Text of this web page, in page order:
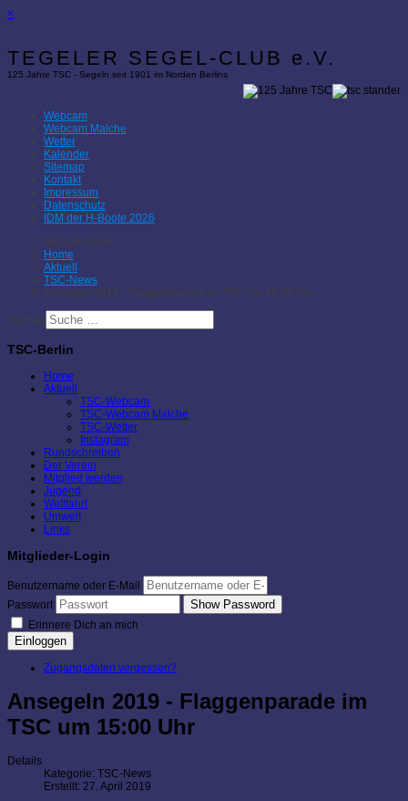
×
TEGELER SEGEL-CLUB e.V.
125 Jahre TSC - Segeln seit 1901 im Norden Berlins
Webcam
Webcam Malche
Wetter
Kalender
Sitemap
Kontakt
Impressum
Datenschutz
IDM der H-Boote 2026
Aktuelle Seite:
Home
Aktuell
TSC-News
Ansegeln 2019 - Flaggenparade im TSC um 15:00 Uhr
Suchen
TSC-Berlin
Home
Aktuell
TSC-Webcam
TSC-Webcam Malche
TSC-Wetter
Instagram
Rundschreiben
Der Verein
Mitglied werden
Jugend
Wettfahrt
Umwelt
Links
Mitglieder-Login
Benutzername oder E-Mail
Passwort
Show Password
Erinnere Dich an mich
Einloggen
Zugangsdaten vergessen?
Ansegeln 2019 - Flaggenparade im
TSC um 15:00 Uhr
Details
Kategorie: TSC-News
Erstellt: 27. April 2019